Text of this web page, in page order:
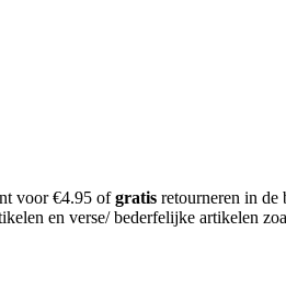
voor €4.95 ofgratis retourneren in de
en verse/ bederfelijke artikelen